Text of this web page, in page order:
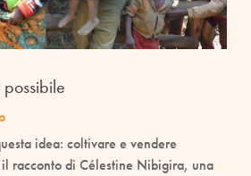
idea: coltivare e vendere
racconto di Célestine Nibigira, una